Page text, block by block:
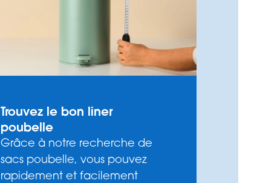
Trouvez le bon liner
poubelle
Grâce à notre recherche de
sacs poubelle, vous pouvez
rapidement et facilement